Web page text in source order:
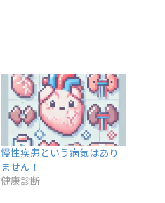
慢性疾患という病気はあり
ません！
健康診断